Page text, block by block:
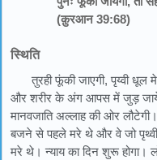
(क़ुरआन 39:68)
स्थिति
तुरही फूंकी जाएगी, पृय्वी
और शरीर के अंग आपस में जुड़
मानवजाति अल्लाह की ओर
बजने से पहले मरे थे और वे जो
मरे थे। न्याय का दिन शुरू